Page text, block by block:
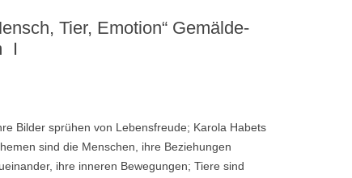
Tier, Emotion“ Gemälde-
I
Bilder sprühen von Lebensfreude; Karola Habets
sind die Menschen, ihre Beziehungen
ihre inneren Bewegungen; Tiere sind